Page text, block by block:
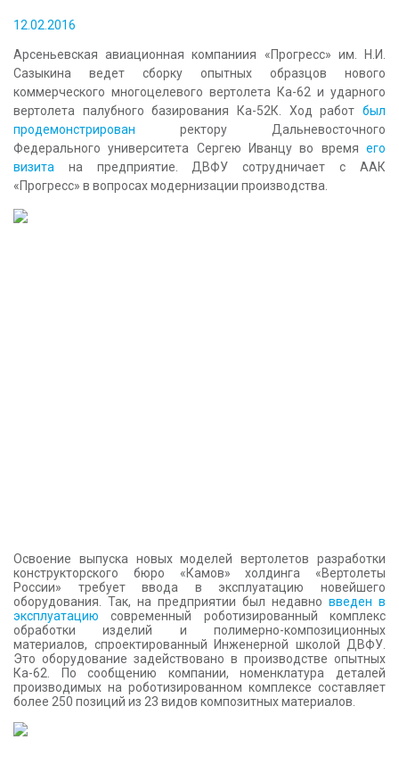
КОНТАКТЫ
12.02.2016
Арсеньевская авиационная компаниия «Прогресс» им. Н.И.
Сазыкина ведет сборку опытных образцов нового
коммерческого многоцелевого вертолета Ка-62 и ударного
вертолета палубного базирования Ка-52К. Ход работ был
продемонстрирован ректору Дальневосточного
Федерального университета Сергею Иванцу во время его
визита на предприятие. ДВФУ сотрудничает с ААК
«Прогресс» в вопросах модернизации производства.
Освоение выпуска новых моделей вертолетов разработки
конструкторского бюро «Камов» холдинга «Вертолеты
России» требует ввода в эксплуатацию новейшего
оборудования. Так, на предприятии был недавно введен в
эксплуатацию современный роботизированный комплекс
обработки изделий и полимерно-композиционных
материалов, спроектированный Инженерной школой ДВФУ.
Это оборудование задействовано в производстве опытных
Ка-62. По сообщению компании, номенклатура деталей
производимых на роботизированном комплексе составляет
более 250 позиций из 23 видов композитных материалов.